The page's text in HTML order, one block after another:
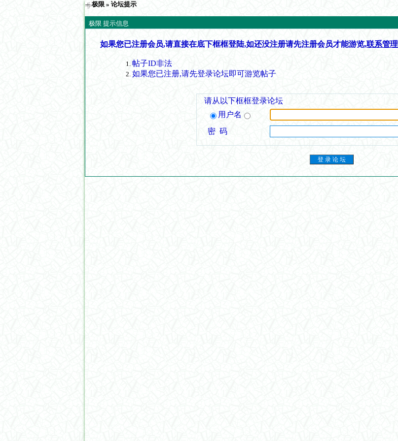
极限 » 论坛提示
极限 提示信息
如果您已注册会员,请直接在底下框框登陆,如还没注册请先注册会员才能游览,联系管理
帖子ID非法
如果您已注册,请先登录论坛即可游览帖子
请从以下框框登录论坛
用户名
密 码